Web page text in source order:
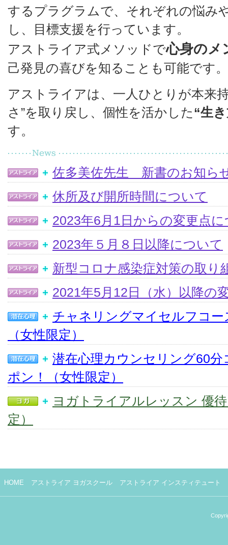
するプラグラムで、それぞれの悩み
し、目標支援を行っています。
アストライア式メソッドで心身のメ
己発見の喜びを知ることも可能です。
アストライアは、一人ひとりが本来
さ”を取り戻し、個性を活かした“生
す。
佐多美佐先生 新書のお知ら
休所及び開所時間について
2023年6月1日からの変更点
2023年５月８日以降について
新型コロナ感染症対策の取り
2021年5月12日（水）以降の
チャネリングマイセルフコ
（女性限定）
潜在心理カウンセリング60
ポン！（女性限定）
ヨガトライアルレッスン 優
定）
HOME アストライア ヨガスクール アストライア インスティテュート